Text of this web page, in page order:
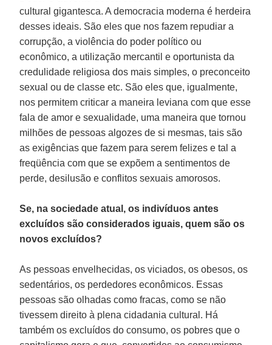
cultural gigantesca. A democracia moderna é herdeira
desses ideais. São eles que nos fazem repudiar a
corrupção, a violência do poder político ou
econômico, a utilização mercantil e oportunista da
credulidade religiosa dos mais simples, o preconceito
sexual ou de classe etc. São eles que, igualmente,
nos permitem criticar a maneira leviana com que esse
fala de amor e sexualidade, uma maneira que tornou
milhões de pessoas algozes de si mesmas, tais são
as exigências que fazem para serem felizes e tal a
freqüência com que se expõem a sentimentos de
perde, desilusão e conflitos sexuais amorosos.
Se, na sociedade atual, os indivíduos antes
excluídos são considerados iguais, quem são os
novos excluídos?
As pessoas envelhecidas, os viciados, os obesos, os
sedentários, os perdedores econômicos. Essas
pessoas são olhadas como fracas, como se não
tivessem direito à plena cidadania cultural. Há
também os excluídos do consumo, os pobres que o